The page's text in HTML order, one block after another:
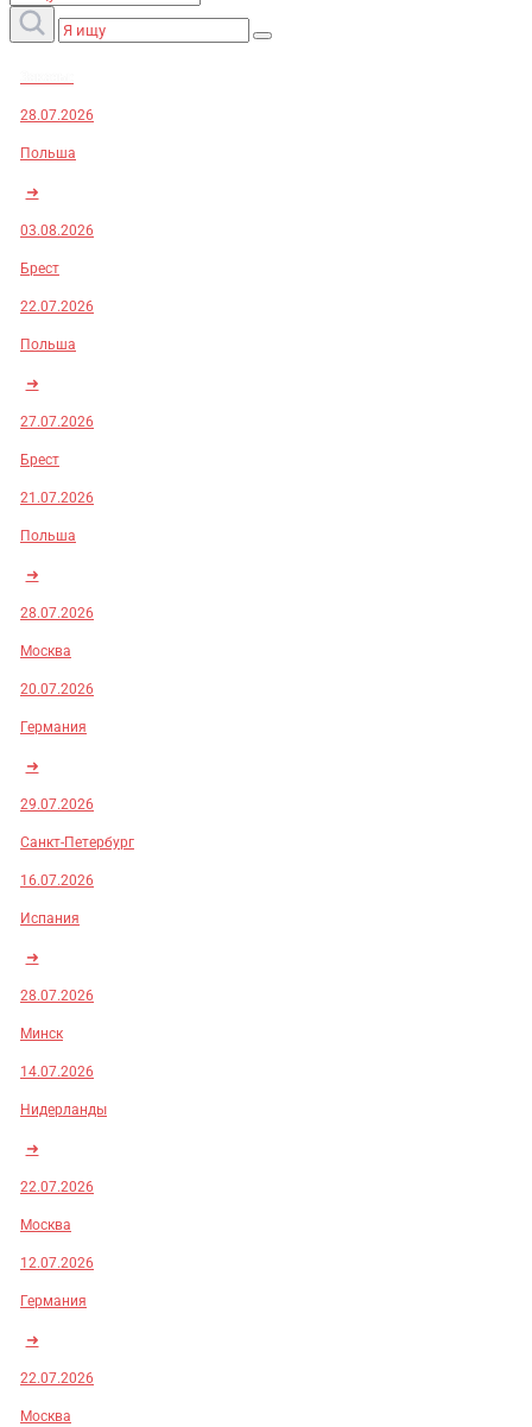
28.07.2026
Польша
➜
03.08.2026
Брест
22.07.2026
Польша
➜
27.07.2026
Брест
21.07.2026
Польша
➜
28.07.2026
Москва
20.07.2026
Германия
➜
29.07.2026
Санкт-Петербург
16.07.2026
Испания
➜
28.07.2026
Минск
14.07.2026
Нидерланды
➜
22.07.2026
Москва
12.07.2026
Германия
➜
22.07.2026
Москва